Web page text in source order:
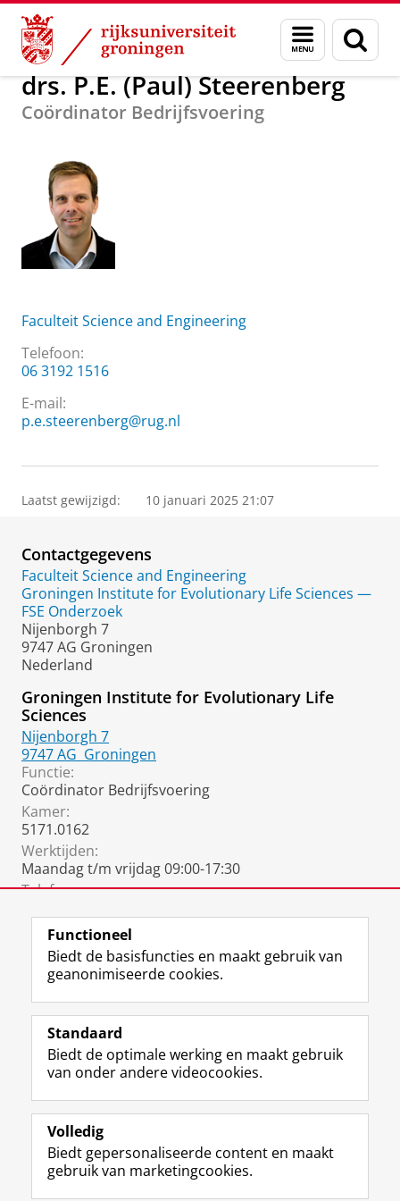
Skip
Content
Skip
Navigation
Menu
en
zoeken
Over ons drs. P.E. (Paul) Steerenberg
drs. P.E. (Paul) Steerenberg
Coördinator Bedrijfsvoering
Faculteit Science and Engineering
Telefoon:
06 3192 1516
E-mail:
p.e.steerenberg@rug.nl
Laatst gewijzigd: 10 januari 2025 21:07
Contactgegevens
Faculteit Science and Engineering
Groningen Institute for Evolutionary Life Sciences —
FSE Onderzoek
Nijenborgh 7
9747 AG Groningen
Nederland
Groningen Institute for Evolutionary Life
Sciences
Nijenborgh 7
9747 AG Groningen
Functie:
Coördinator Bedrijfsvoering
Kamer:
5171.0162
Werktijden:
Maandag t/m vrijdag 09:00-17:30
Telefoon:
Volg de RUG
F
a
e
b
o
p
a
L
i
k
e
I
-
p
R
S
-
f
e
R
I
n
t
r
m
Y
o
T
e
k
Studiekiezers
Alumni
Over ons
Functioneel
Biedt de basisfuncties en maakt gebruik van
geanonimiseerde cookies.
Standaard
Biedt de optimale werking en maakt gebruik
van onder andere videocookies.
Volledig
Biedt gepersonaliseerde content en maakt
gebruik van marketingcookies.